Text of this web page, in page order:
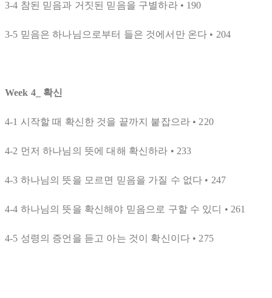
3-4 참된 믿음과 거짓된 믿음을 구별하라 • 190
3-5 믿음은 하나님으로부터 들은 것에서만 온다 • 204
Week 4_ 확신
4-1 시작할 때 확신한 것을 끝까지 붙잡으라 • 220
4-2 먼저 하나님의 뜻에 대해 확신하라 • 233
4-3 하나님의 뜻을 모르면 믿음을 가질 수 없다 • 247
4-4 하나님의 뜻을 확신해야 믿음으로 구할 수 있디 • 261
4-5 성령의 증언을 듣고 아는 것이 확신이다 • 275